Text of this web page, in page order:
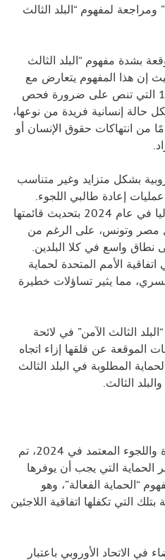
ومراجعة لمفهوم “البلد الثالث
بشدة مفهوم “البلد الثالث
حيث إن هذا المفهوم يتعارض مع
روح اتفاقية اللاجئين لعام 1951 التي تنص على ضرورة فحص
إنسانية فريدة من نوعها،
من انتهاكات حقوق الإنسان أو
بشكل متزايد وغير متناسب
إعادة طالبي اللجوء.
فعلى سبيل المثال، قامت إيطاليا في عام 2024 بتحديث قائمتها
مصر وتونس، على الرغم من
نطاق واسع في كلا البلدين.
الأمم المتحدة لحماية
مما يثير تساؤلات خطيرة
الثالث الآمن” في لائحة
الموقعة عن قلقها إزاء اتجاه
المطلوبة في البلد الثالث
الثالث.
بموجب الميثاق الأوروبي للهجرة واللجوء المعتمد في 2024، تم
الحماية التي يجب أن يوفرها
“الحماية الفعالة”، وهو
التي تكفلها اتفاقية اللاجئين
الاتحاد الأوروبي باعتبار